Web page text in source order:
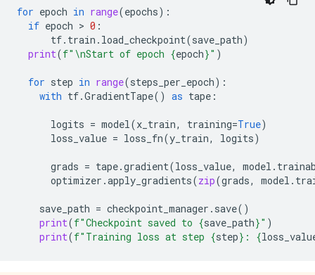
for epoch in range(epochs):
if epoch > 0 :
tf. train . load_checkpoint(save_path)
print(f" \nStart of epoch {epoch}" )
for step in range(steps_per_epoch):
with tf.GradientTape() as tape :
logits = model(x_train, training=True)
loss_value = loss_fn(y_train, logits)
grads = tape.gradient(loss_value, model .
optimizer .apply_gradients(zip(grads, model .
save_path = checkpoint_manager . save()
print(f"Checkpoint saved to {save_path}" )
print(f"Training loss at step {step} : {